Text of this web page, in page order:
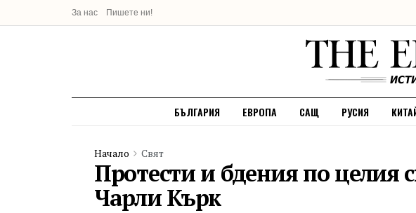
За нас Пишете ни!
БЪЛГАРИЯ ЕВРОПА САЩ РУСИЯ
Начало Свят
Протести и бдения по целия
Чарли Кърк